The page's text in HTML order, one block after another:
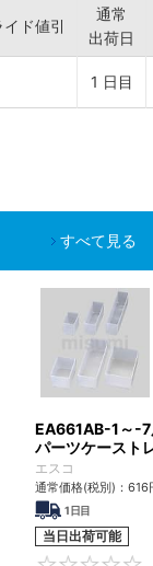
とができる
やすい（2段階開
イド値引
通常
出荷日
1 日目
すべて見る
5
EA661AB-1～-7
パーツケースト
エスコ
通常価格(税別)： 616
1日目
当日出荷可能